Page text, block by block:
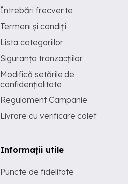
Întrebări frecvente
Termeni și condiții
Lista categoriilor
Siguranța tranzacțiilor
Modifică setările de
confidențialitate
Regulament Campanie
Livrare cu verificare colet
Informații utile
Puncte de fidelitate